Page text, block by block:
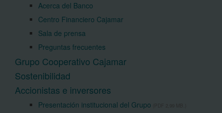
Acerca del Banco
Centro Financiero Cajamar
Sala de prensa
Preguntas frecuentes
Grupo Cooperativo Cajamar
Sostenibilidad
Accionistas e inversores
Presentación institucional del Grupo